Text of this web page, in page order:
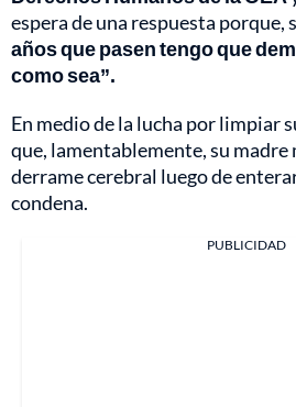
espera de una respuesta porque,
años que pasen tengo que
como sea”.
En medio de la lucha por limpiar
que, lamentablemente, su
derrame cerebral luego de
condena.
PUBLICIDAD